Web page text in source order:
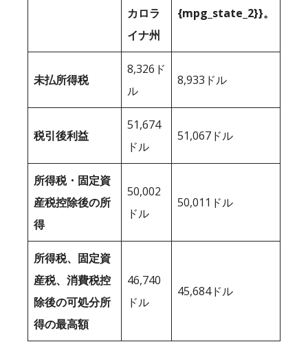
カロラ
イナ州
{mpg_state_2}}。
未払所得税
8,326ド
ル
8,933ドル
税引後利益
51,674
ドル
51,067ドル
所得税・固定資
産税控除後の所
得
50,002
ドル
50,011ドル
所得税、固定資
産税、消費税控
除後の可処分所
得の最高額
46,740
ドル
45,684ドル